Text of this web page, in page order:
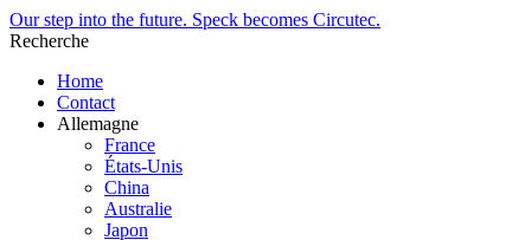
Our step into the future. Speck becomes Circutec.
Recherche
Home
Contact
Allemagne
France
États-Unis
China
Australie
Japon